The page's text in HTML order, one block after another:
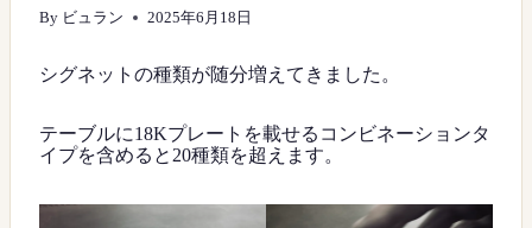
By ビュラン 2025年6月18日
シグネットの種類が随分増えてきました。
テーブルに18Kプレートを載せるコンビネーションタ
イプを含めると20種類を超えます。